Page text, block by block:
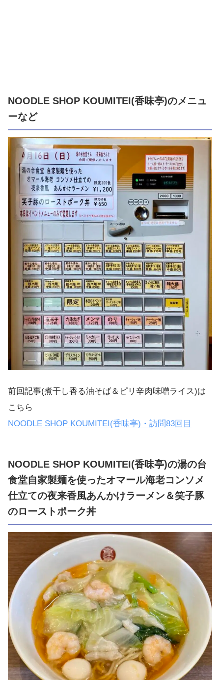
NOODLE SHOP KOUMITEI(香味亭)のメニュ
ーなど
前回記事(煮干し香る油そば＆ピリ辛肉味噌ライス)は
こちら
NOODLE SHOP KOUMITEI(香味亭)・訪問83回目
NOODLE SHOP KOUMITEI(香味亭)の湯の台
食堂自家製麺を使ったオマール海老コンソメ
仕立ての夜来香風あんかけラーメン＆笑子豚
のローストポーク丼